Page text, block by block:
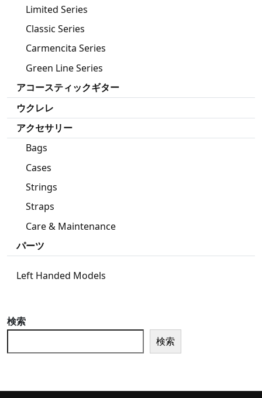
Limited Series
Classic Series
Carmencita Series
Green Line Series
アコースティックギター
ウクレレ
アクセサリー
Bags
Cases
Strings
Straps
Care & Maintenance
パーツ
Left Handed Models
検索
検索